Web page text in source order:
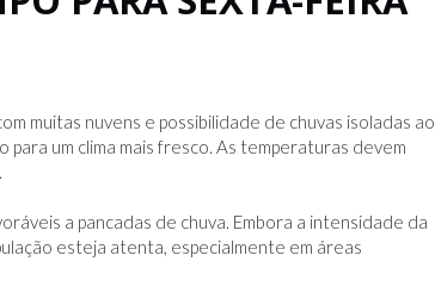
muitas nuvens e possibilidade de chuvas isoladas ao
um clima mais fresco. As temperaturas devem
a pancadas de chuva. Embora a intensidade da
esteja atenta, especialmente em áreas